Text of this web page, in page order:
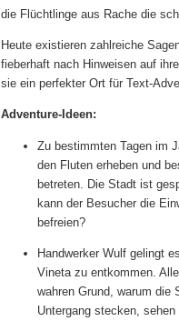
die Flüchtlinge aus Rache die
Heute existieren zahlreiche
fieberhaft nach Hinweisen auf
sie ein perfekter Ort für Text-
Adventure-Ideen:
Zu bestimmten Tagen im
den Fluten erheben und
betreten. Die Stadt ist
kann der Besucher die
befreien?
Handwerker Wulf gelingt
Vineta zu entkommen.
wahren Grund, warum die
Untergang stecken,